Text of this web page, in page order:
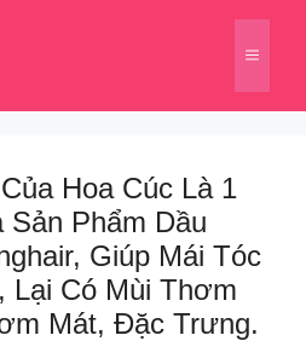
Menu
Hoa Cúc Là 1
Phẩm Dầu
Giúp Mái Tóc
Có Mùi Thơm
Mát, Đặc Trưng.